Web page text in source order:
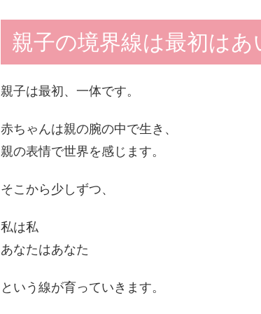
親子の境界線は最初はあ
親子は最初、一体です。
赤ちゃんは親の腕の中で生き、
親の表情で世界を感じます。
そこから少しずつ、
私は私
あなたはあなた
という線が育っていきます。